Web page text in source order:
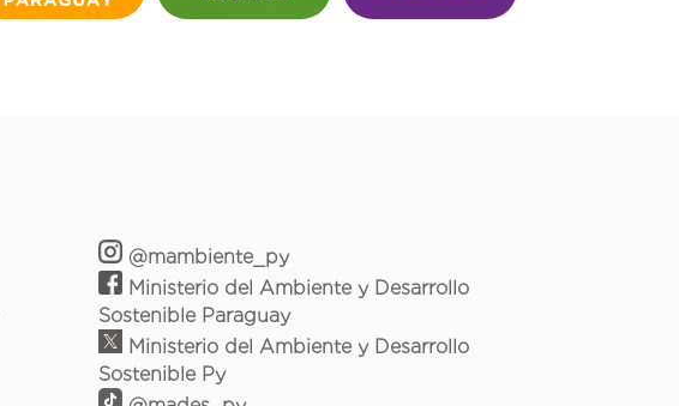
@mambiente_py
Ministerio del Ambiente y Desarrollo
Sostenible Paraguay
Ministerio del Ambiente y Desarrollo
Sostenible Py